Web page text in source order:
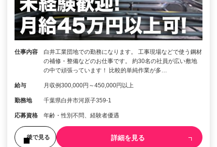
仕事内容
白井工業団地での勤務になります。 工事現場などで使う鋼材
の補修・整備などのお仕事です。 約30名の社員が広い敷地
の中で頑張っています！ 比較的単純作業が多…
給与 月収例300,000円～450,000円以上
勤務地 千葉県白井市河原子359-1
応募資格 年齢・性別不問、経験者優遇
後で見る 詳細を見る